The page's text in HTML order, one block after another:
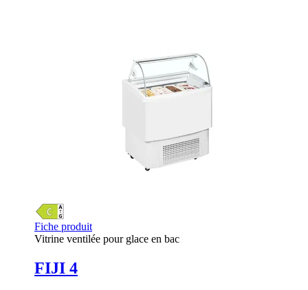
Fiche produit
Vitrine ventilée pour glace en bac
FIJI 4